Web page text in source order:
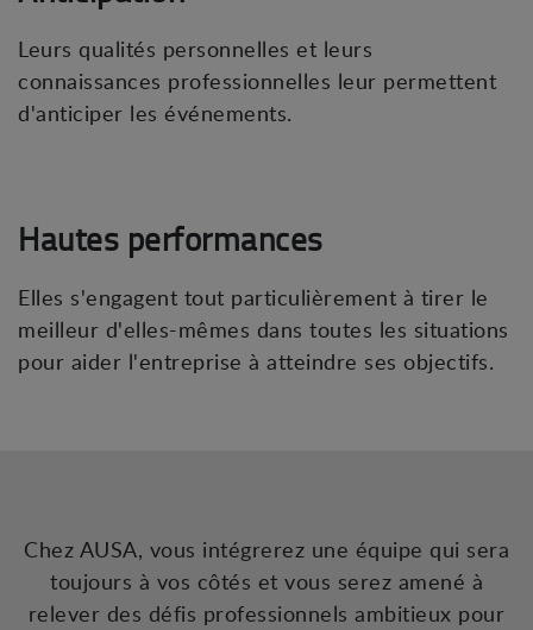
Leurs qualités personnelles et leurs
connaissances professionnelles leur permettent
d'anticiper les événements.
Hautes performances
Elles s'engagent tout particulièrement à tirer le
meilleur d'elles-mêmes dans toutes les situations
pour aider l'entreprise à atteindre ses objectifs.
Chez AUSA, vous intégrerez une équipe qui sera
toujours à vos côtés et vous serez amené à
relever des défis professionnels ambitieux pour